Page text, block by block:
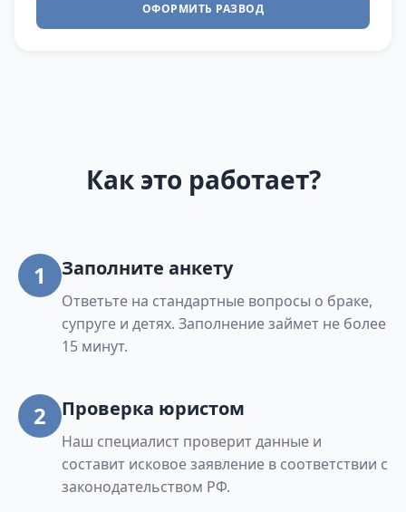
ОФОРМИТЬ РАЗВОД
Как это работает?
1 Заполните анкету
Ответьте на стандартные вопросы о браке,
супруге и детях. Заполнение займет не более
15 минут.
2 Проверка юристом
Наш специалист проверит данные и
составит исковое заявление в соответствии с
законодательством РФ.